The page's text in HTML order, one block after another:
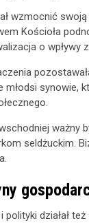
wzmocnić
Kościoła
o
młodsi synowie,
ważny
seldżuckim.
polityki działał